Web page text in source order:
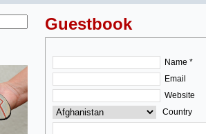
Guestbook
Name *
Email
Website
Country